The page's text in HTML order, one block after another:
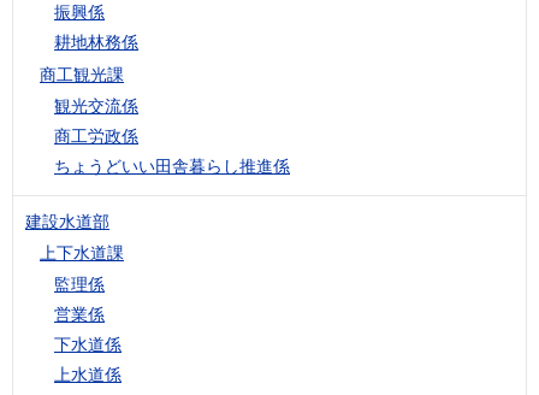
振興係
耕地林務係
商工観光課
観光交流係
商工労政係
ちょうどいい田舎暮らし推進係
建設水道部
上下水道課
監理係
営業係
下水道係
上水道係